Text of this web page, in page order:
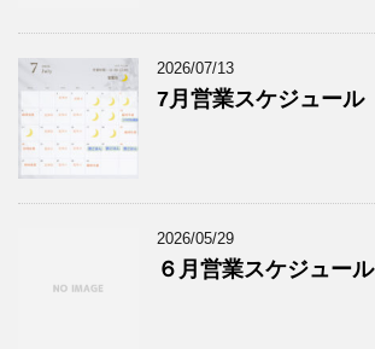
2026/07/13
7月営業スケジュール
2026/05/29
６月営業スケジュール